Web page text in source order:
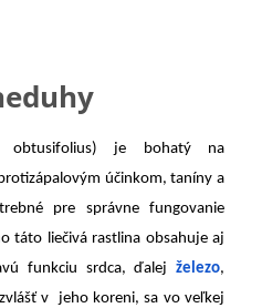
obtusifolius) je bohatý na
účinkom, taníny a
pre správne fungovanie
táto liečivá rastlina obsahuje aj
funkciu srdca, ďalej železo,
v jeho koreni, sa vo veľkej